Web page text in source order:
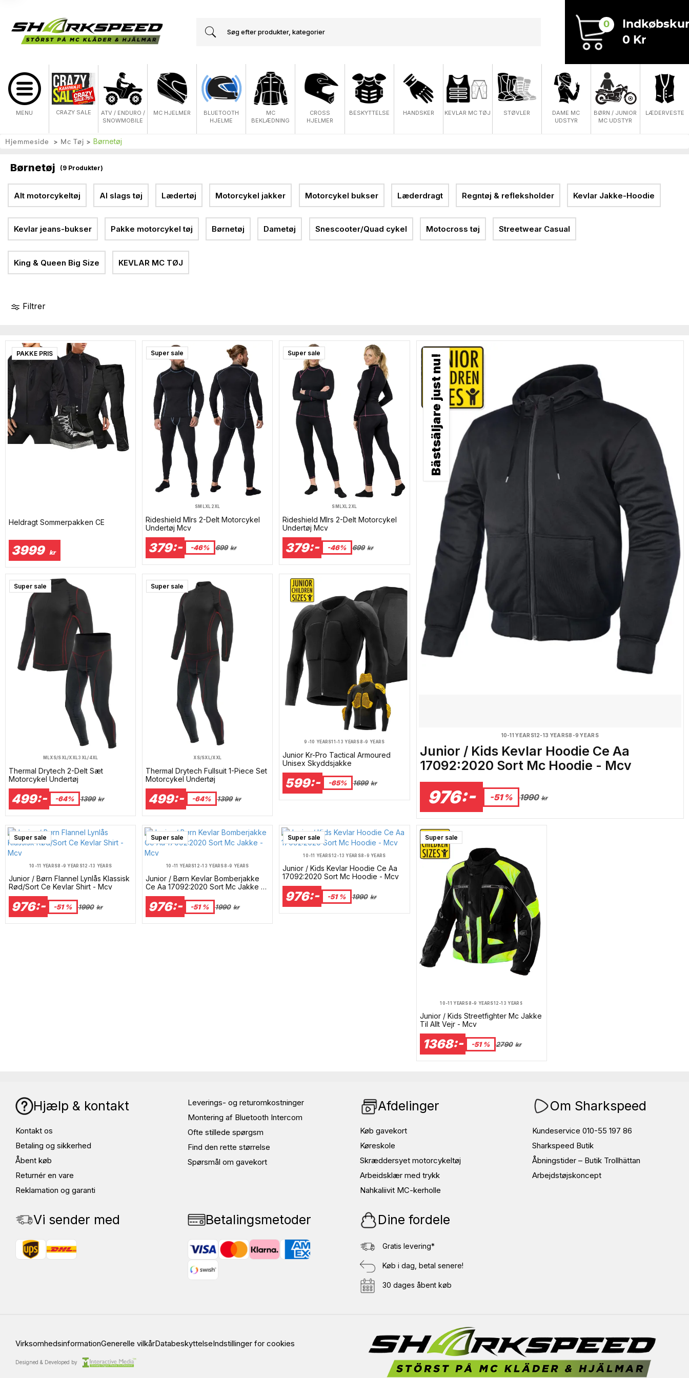
0
0 Kr
MENU CRAZY SALE
ATV / ENDURO /
SNOWMOBILE
MC HJELMER
BLUETOOTH
HJELME
MC
BEKLÆDNING
CROSS
HJELMER
BESKYTTELSE HANDSKER KEVLAR MC TØJ STØVLER
DAME MC
UDSTYR
BØRN / JUNIOR
MC UDSTYR
LÆDERVESTE
Hjemmeside Mc Tøj Børnetøj
Børnetøj (9 Produkter)
Alt motorcykeltøj Al slags tøj Lædertøj Motorcykel jakker Motorcykel bukser Læderdragt Regntøj & refleksholder Kevlar Jakke-Hoodie
Kevlar jeans-bukser Pakke motorcykel tøj Børnetøj Dametøj Snescooter/Quad cykel Motocross tøj Streetwear Casual
King & Queen Big Size KEVLAR MC TØJ
Filtrer
PAKKE PRIS
Heldragt Sommerpakken CE
3999 kr
Super sale
S M LXL 2XL
Rideshield Mlrs 2-Delt Motorcykel
Undertøj Mcv
379:- -46% 699 kr
Bästsäljare just nu!
10-11 YEARS12-13 YEARS8-9 YEARS
Junior / Kids Kevlar Hoodie Ce Aa
17092:2020 Sort Mc Hoodie - Mcv
976:- -51 % 1990 kr
Super sale
S M LXL 2XL
Rideshield Mlrs 2-Delt Motorcykel
Undertøj Mcv
379:- -46% 699 kr
Super sale
M LXS/S XL/XXL3XL/4XL
Thermal Drytech 2-Delt Sæt
Motorcykel Undertøj
499:- -64% 1399 kr
Super sale
XS/SXL/XXL
Thermal Drytech Fullsuit 1-Piece Set
Motorcykel Undertøj
499:- -64% 1399 kr
9-10 YEARS11-13 YEARS 8-9 YEARS
Junior Kr-Pro Tactical Armoured
Unisex Skyddsjakke
599:- -65% 1699 kr
Super sale
10-11 YEARS8-9 YEARS12-13 YEARS
Junior / Børn Flannel Lynlås Klassisk
Rød/Sort Ce Kevlar Shirt - Mcv
976:- -51 % 1990 kr
Super sale
10-11 YEARS12-13 YEARS 8-9 YEARS
Junior / Børn Kevlar Bomberjakke
Ce Aa 17092:2020 Sort Mc Jakke -
Mcv
976:- -51 % 1990 kr
Super sale
10-11 YEARS12-13 YEARS8-9 YEARS
Junior / Kids Kevlar Hoodie Ce Aa
17092:2020 Sort Mc Hoodie - Mcv
976:- -51 % 1990 kr
Super sale
10-11 YEARS 8-9 YEARS12-13 YEARS
Junior / Kids Streetfighter Mc Jakke
Til Allt Vejr - Mcv
1368:- -51 % 2790 kr
Hjælp & kontakt
Kontakt os
Betaling og sikkerhed
Åbent køb
Returnér en vare
Reklamation og garanti
Leverings- og returomkostninger
Montering af Bluetooth Intercom
Ofte stillede spørgsm
Find den rette størrelse
Spørsmål om gavekort
Afdelinger
Køb gavekort
Køreskole
Skræddersyet motorcykeltøj
Arbeidsklær med trykk
Nahkaliivit MC-kerholle
Om Sharkspeed
Kundeservice 010-55 197 86
Sharkspeed Butik
Åbningstider – Butik Trollhättan
Arbejdstøjskoncept
Vi sender med Betalingsmetoder Dine fordele
Gratis levering*
Køb i dag, betal senere!
30 dages åbent køb
VirksomhedsinformationGenerelle vilkårDatabeskyttelseIndstillinger for cookies
Designed & Developed by